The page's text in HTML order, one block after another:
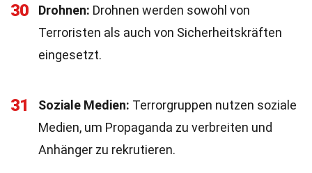
30 Drohnen: Drohnen werden sowohl von
Terroristen als auch von Sicherheitskräften
eingesetzt.
31 Soziale Medien: Terrorgruppen nutzen soziale
Medien, um Propaganda zu verbreiten und
Anhänger zu rekrutieren.